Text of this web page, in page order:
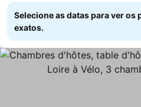
Selecione as datas para ver os
exatos.